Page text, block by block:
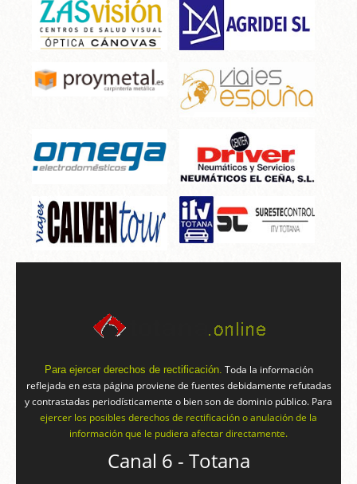
Para ejercer derechos de rectificación. Toda la información
reflejada en esta página proviene de fuentes debidamente refutadas
y contrastadas periodísticamente o bien son de dominio público. Para
ejercer los posibles derechos de rectificación o anulación de la
información que le pudiera afectar directamente.
Canal 6 - Totana